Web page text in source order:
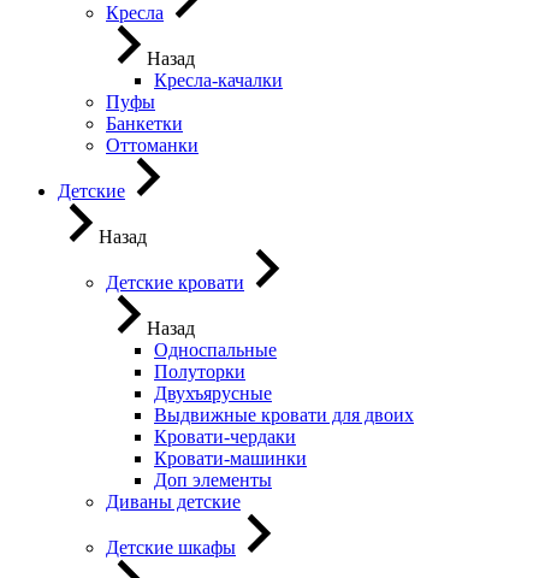
Кресла
Назад
Кресла-качалки
Пуфы
Банкетки
Оттоманки
Детские
Назад
Детские кровати
Назад
Односпальные
Полуторки
Двухъярусные
Выдвижные кровати для двоих
Кровати-чердаки
Кровати-машинки
Доп элементы
Диваны детские
Детские шкафы